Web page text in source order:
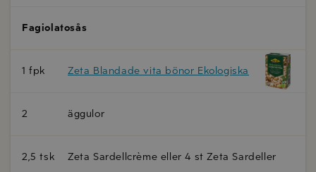
Fagiolatosås
1 fpk Zeta Blandade vita bönor Ekologiska
2 äggulor
2,5 tsk Zeta Sardellcrème eller 4 st Zeta Sardeller